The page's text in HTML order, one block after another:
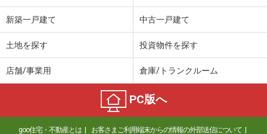
新築一戸建て 中古一戸建て
土地を探す 投資物件を探す
店舗/事業用 倉庫/トランクルーム
PC版へ
goo住宅・不動産とは お客さまご利用端末からの情報の外部送信について